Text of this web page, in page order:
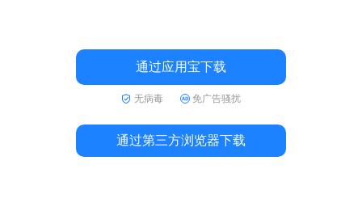
通过应用宝下载
无病毒 免广告骚扰
通过第三方浏览器下载